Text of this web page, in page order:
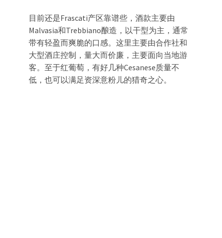
目前还是Frascati产区靠谱些，酒款主要由
Malvasia和Trebbiano酿造，以干型为主，通常
带有轻盈而爽脆的口感。这里主要由合作社和
大型酒庄控制，量大而价廉，主要面向当地游
客。至于红葡萄，有好几种Cesanese质量不
低，也可以满足资深意粉儿的猎奇之心。